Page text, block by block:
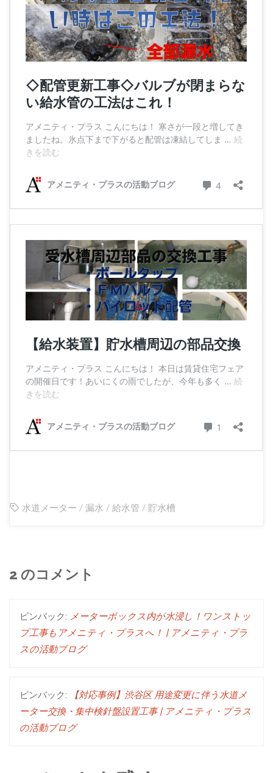
水道メーター / 漏水 / 給水管 / 貯水槽
2 のコメント
ピンバック: メーターボックス内が水浸し！ワンストッ
プ工事もアメニティ・プラスへ！ | アメニティ・プラ
スの活動ブログ
ピンバック:
【対応事例】渋谷区 用途変更に伴う水道メ
ーター交換・集中検針盤設置工事 | アメニティ・プラス
の活動ブログ